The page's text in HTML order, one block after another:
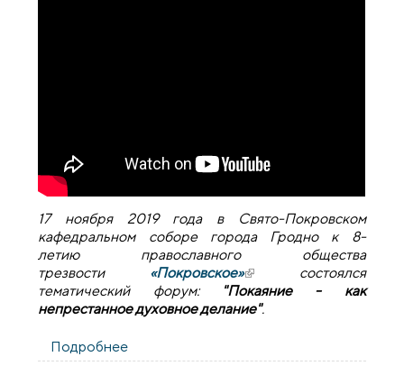
17 ноября 2019 года в Свято-Покровском
кафедральном соборе города Гродно к 8-
летию православного общества
трезвости «Покровское»(внешняя ссылка)
состоялся
тематический форум:
"Покаяние - как
непрестанное духовное делание".
Подробнее
"Покровское" - 8 лет